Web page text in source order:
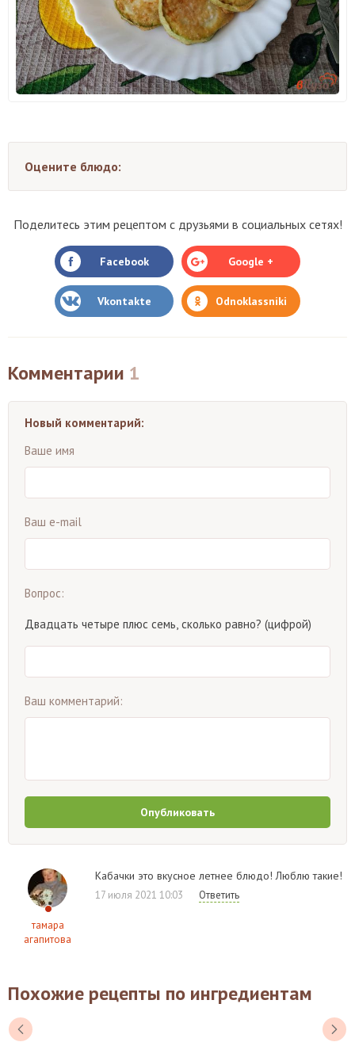
Оцените блюдо:
Поделитесь этим рецептом с друзьями в социальных сетях!
Facebook Google +
Vkontakte Odnoklassniki
Комментарии 1
Новый комментарий:
Ваше имя
Ваш e-mail
Вопрос:
Двадцать четыре плюс семь, сколько равно? (цифрой)
Ваш комментарий:
Опубликовать
тамара
агапитова
Кабачки это вкусное летнее блюдо! Люблю такие!
17 июля 2021 10:03 Ответить
Похожие рецепты по ингредиентам